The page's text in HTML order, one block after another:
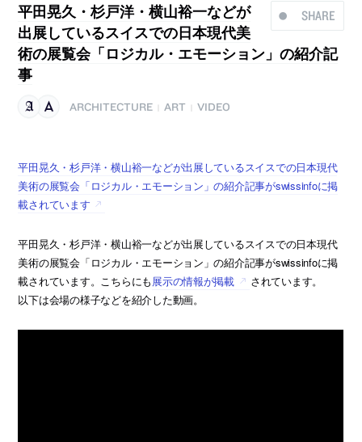
SHARE
平田晃久・杉戸洋・横山裕一などが
出展しているスイスでの日本現代美
術の展覧会「ロジカル・エモーション」の紹介記
事
ARCHITECTURE ART VIDEO
平田晃久・杉戸洋・横山裕一などが出展しているスイスでの日本現代
美術の展覧会「ロジカル・エモーション」の紹介記事がswissinfoに掲
載されています
平田晃久・杉戸洋・横山裕一などが出展しているスイスでの日本現代
美術の展覧会「ロジカル・エモーション」の紹介記事がswissinfoに掲
載されています。こちらにも 展示の情報が掲載
されています。
以下は会場の様子などを紹介した動画。